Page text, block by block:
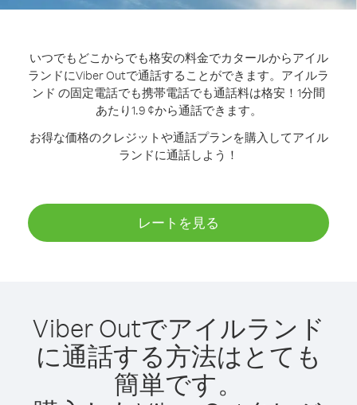
いつでもどこからでも格安の料金でカタールからアイル
ランドにViber Outで通話することができます。 アイルラ
ンド の固定電話でも携帯電話でも通話料は格安！1分間
あたり1.9 ¢から通話できます。
お得な価格のクレジットや通話プランを購入してアイル
ランドに通話しよう！
レートを見る
Viber Outでアイルランド
に通話する方法はとても
簡単です。